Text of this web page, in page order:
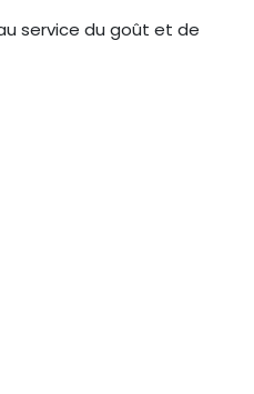
service du goût et de